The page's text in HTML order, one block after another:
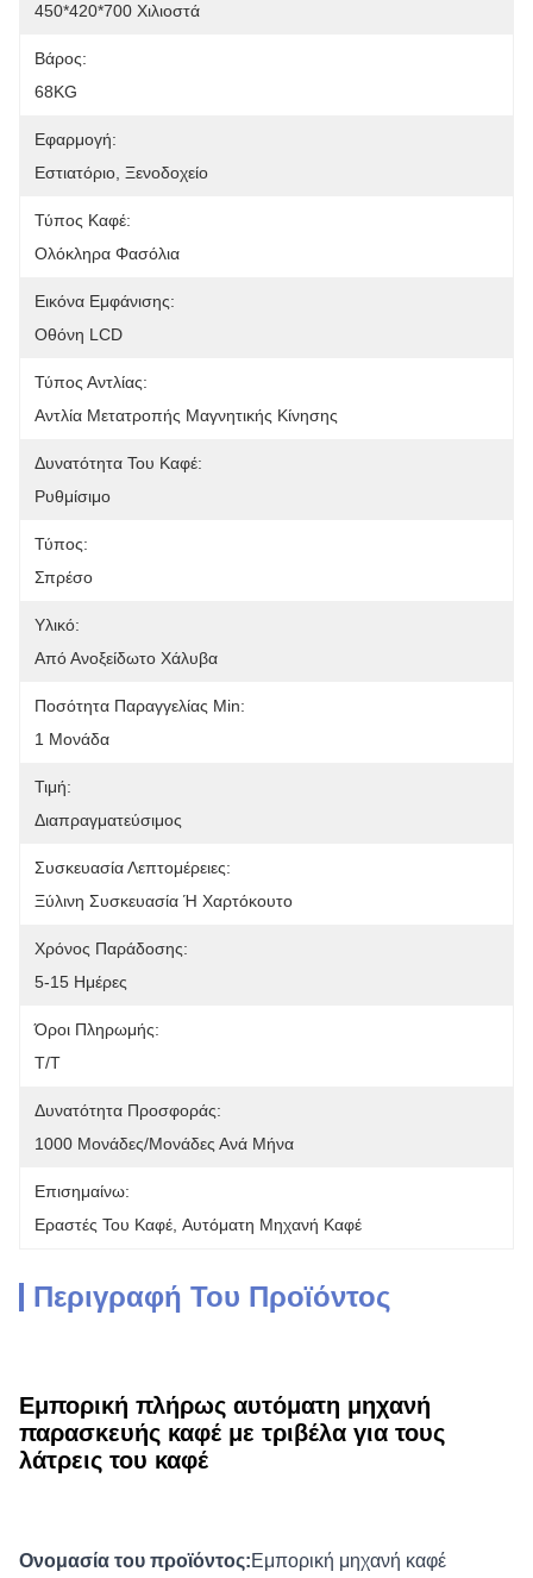
450*420*700 Χιλιοστά
Βάρος:
68KG
Εφαρμογή:
Εστιατόριο, Ξενοδοχείο
Τύπος Καφέ:
Ολόκληρα Φασόλια
Εικόνα Εμφάνισης:
Οθόνη LCD
Τύπος Αντλίας:
Αντλία Μετατροπής Μαγνητικής Κίνησης
Δυνατότητα Του Καφέ:
Ρυθμίσιμο
Τύπος:
Σπρέσο
Υλικό:
Από Ανοξείδωτο Χάλυβα
Ποσότητα Παραγγελίας Min:
1 Μονάδα
Τιμή:
Διαπραγματεύσιμος
Συσκευασία Λεπτομέρειες:
Ξύλινη Συσκευασία Ή Χαρτόκουτο
Χρόνος Παράδοσης:
5-15 Ημέρες
Όροι Πληρωμής:
Τ/Τ
Δυνατότητα Προσφοράς:
1000 Μονάδες/μονάδες Ανά Μήνα
Επισημαίνω:
Εραστές Του Καφέ Αυτόματη Μηχανή Καφέ
Περιγραφή Του Προϊόντος
Εμπορική πλήρως αυτόματη μηχανή
παρασκευής καφέ με τριβέλα για τους
λάτρεις του καφέ
Ονομασία του προϊόντος:Εμπορική μηχανή καφέ